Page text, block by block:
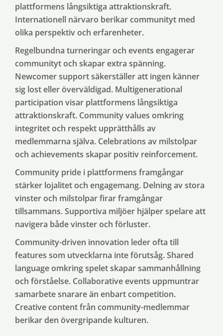
plattformens långsiktiga attraktionskraft.
Internationell närvaro berikar communityt med
olika perspektiv och erfarenheter.
Regelbundna turneringar och events engagerar
communityt och skapar extra spänning.
Newcomer support säkerställer att ingen känner
sig lost eller överväldigad. Multigenerational
participation visar plattformens långsiktiga
attraktionskraft. Community values omkring
integritet och respekt upprätthålls av
medlemmarna själva. Celebrations av milstolpar
och achievements skapar positiv reinforcement.
Community pride i plattformens framgångar
stärker lojalitet och engagemang. Delning av stora
vinster och milstolpar firar framgångar
tillsammans. Supportiva miljöer hjälper spelare att
navigera både vinster och förluster.
Community-driven innovation leder ofta till
features som utvecklarna inte förutsåg. Shared
language omkring spelet skapar sammanhållning
och förståelse. Collaborative events uppmuntrar
samarbete snarare än enbart competition.
Creative content från community-medlemmar
berikar den övergripande kulturen.